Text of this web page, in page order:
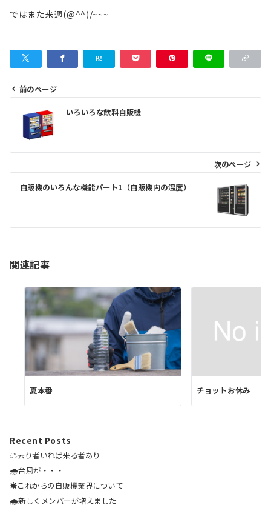
ではまた来週(@^^)/~~~
ビ
ゲ
ョ
前のページ
いろいろな飲料自販機
次のページ
自販機のいろんな機能パート1（自販機内の温度）
関連記事
夏本番 チョットお休み
Recent Posts
☁️去り者いれば来る者あり
🌧️台風が・・・
☀️これからの自販機業界について
🌧️新しくメンバーが増えました